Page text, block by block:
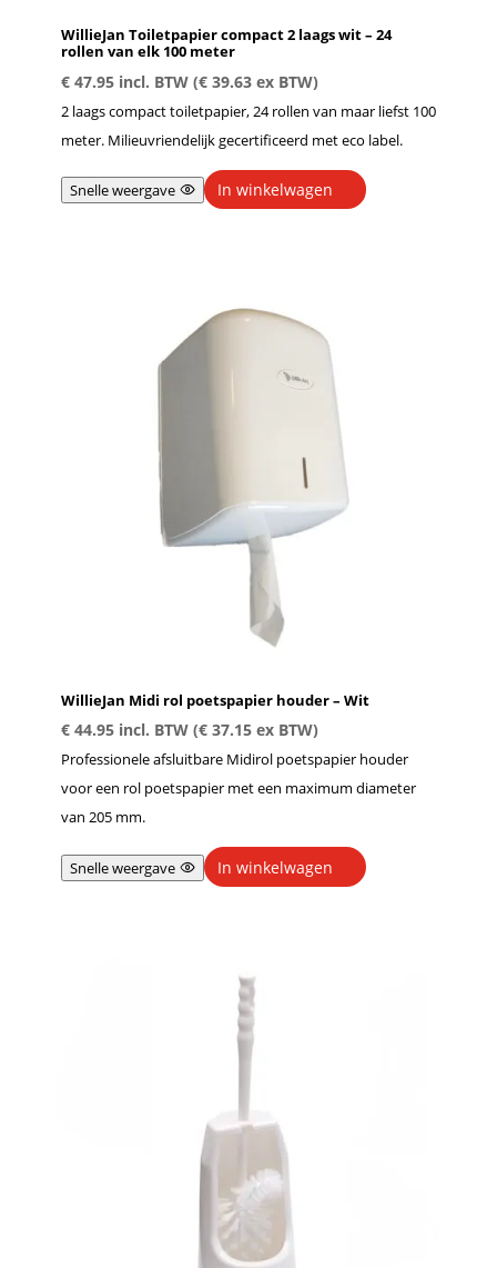
WillieJan Toiletpapier compact 2 laags wit – 24
rollen van elk 100 meter
€47.95 incl. BTW (€39.63ex BTW)
2 laags compact toiletpapier, 24 rollen van maar liefst 100
meter. Milieuvriendelijk gecertificeerd met eco label.
Snelle weergave In winkelwagen
WillieJan Midi rol poetspapier houder – Wit
€44.95 incl. BTW (€37.15ex BTW)
Professionele afsluitbare Midirol poetspapier houder
voor een rol poetspapier met een maximum diameter
van 205 mm.
Snelle weergave In winkelwagen